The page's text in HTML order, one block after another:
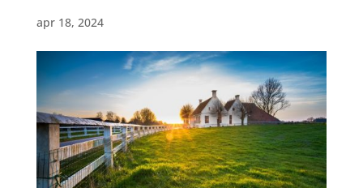
apr 18, 2024